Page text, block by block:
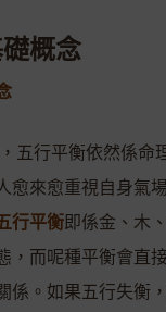
概念
五行平衡依然係命
愈來愈重視自身氣
行平衡即係金、木
，而呢種平衡會直
係。如果五行失衡